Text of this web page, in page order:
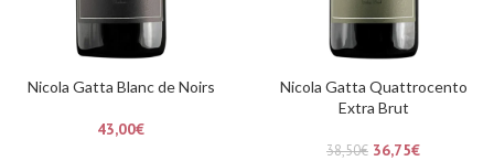
Nicola Gatta Blanc de Noirs
43,00€
Nicola Gatta Quattrocento
Extra Brut
38,50€ 36,75€